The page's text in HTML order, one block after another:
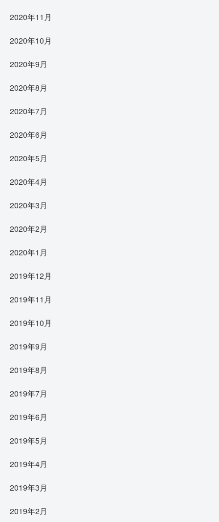
2020年11月
2020年10月
2020年9月
2020年8月
2020年7月
2020年6月
2020年5月
2020年4月
2020年3月
2020年2月
2020年1月
2019年12月
2019年11月
2019年10月
2019年9月
2019年8月
2019年7月
2019年6月
2019年5月
2019年4月
2019年3月
2019年2月